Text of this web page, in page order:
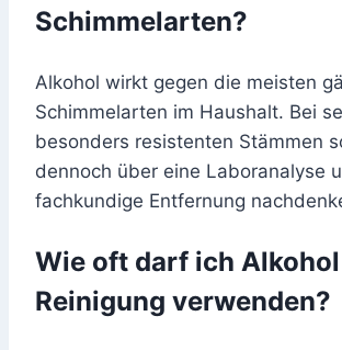
Schimmelarten?
Alkohol wirkt gegen die meisten
Schimmelarten im Haushalt. Bei
besonders resistenten Stämmen
dennoch über eine Laboranalyse
fachkundige Entfernung
Wie oft darf ich
Reinigung verwenden?